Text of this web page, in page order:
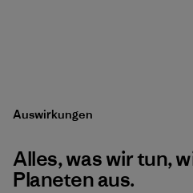
Auswirkungen
Alles, was wir tun,
Planeten aus.